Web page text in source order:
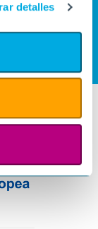
detalles